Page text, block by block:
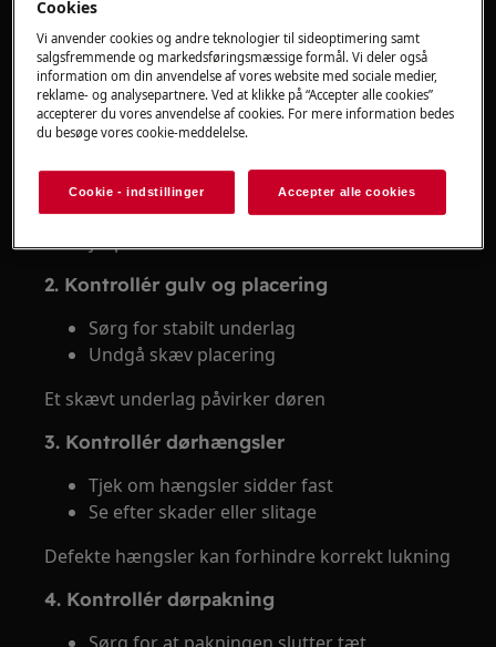
Start med den mest almindelige årsag
1. Kontrollér at køleskabet står i vater
Brug et vaterpas
Skabet bør hælde en smule bagover
Det hjælper døren med at lukke automatisk
2. Kontrollér gulv og placering
Sørg for stabilt underlag
Undgå skæv placering
Et skævt underlag påvirker døren
3. Kontrollér dørhængsler
Tjek om hængsler sidder fast
Se efter skader eller slitage
Defekte hængsler kan forhindre korrekt lukning
4. Kontrollér dørpakning
Cookies
Vi anvender cookies og andre teknologier til sideoptimering samt
salgsfremmende og markedsføringsmæssige formål. Vi deler også
information om din anvendelse af vores website med sociale medier,
reklame- og analysepartnere. Ved at klikke på “Accepter alle cookies”
accepterer du vores anvendelse af cookies. For mere information bedes
du besøge vores cookie-meddelelse.
Cookie - indstillinger Accepter alle cookies